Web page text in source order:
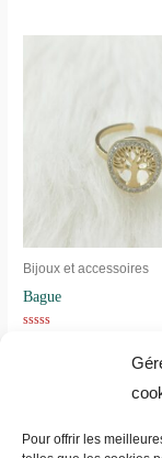
Pour offrir les
Bijoux et accessoires
Bague